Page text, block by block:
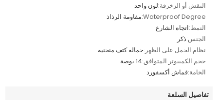
النقش أو الزخرفة:لون واحد
Waterproof Degree: مقاومة الرذاذ
النمط:اتجاه الشارع
الجنس:ذكر
نظام الحمل على الظهر:حمالة كتف منحنية
حجم الكمبيوتر المتوافق:14 بوصة
الخامة:قماش أكسفورد
تفاصيل السلعة